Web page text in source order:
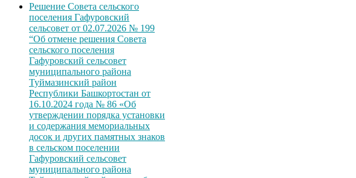
Решение Совета сельского
поселения Гафуровский
сельсовет от 02.07.2026 № 199
“Об отмене решения Совета
сельского поселения
Гафуровский сельсовет
муниципального района
Туймазинский район
Республики Башкортостан от
16.10.2024 года № 86 «Об
утверждении порядка установки
и содержания мемориальных
досок и других памятных знаков
в сельском поселении
Гафуровский сельсовет
муниципального района